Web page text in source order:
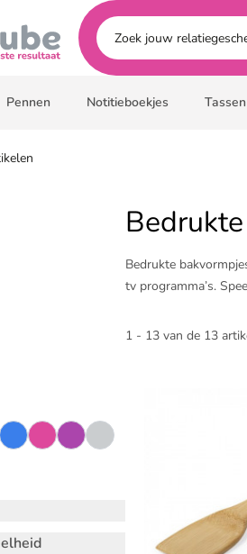
Pennen Notitieboekjes Tassen
Bedrukte
tv programma’s.
1 - 13 van de 13